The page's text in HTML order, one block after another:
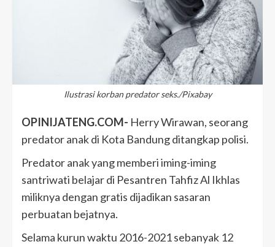
Ilustrasi korban predator seks./Pixabay
OPINIJATENG.COM- Herry Wirawan, seorang
predator anak di Kota Bandung ditangkap polisi.
Predator anak yang memberi iming-iming
santriwati belajar di Pesantren Tahfiz Al Ikhlas
miliknya dengan gratis dijadikan sasaran
perbuatan bejatnya.
Selama kurun waktu 2016-2021 sebanyak 12